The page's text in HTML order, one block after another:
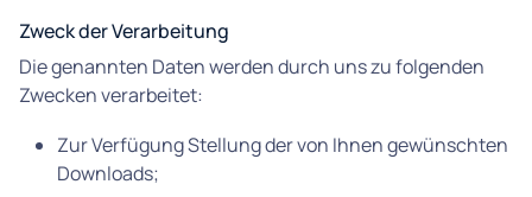
Zweck der Verarbeitung
Die genannten Daten werden durch uns zu folgenden
Zwecken verarbeitet:
Zur Verfügung Stellung der von Ihnen gewünschten
Downloads;